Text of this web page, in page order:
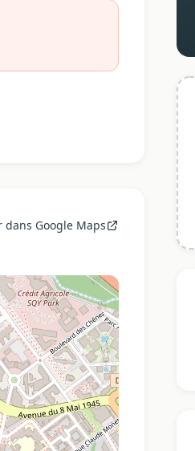
dans Google Maps